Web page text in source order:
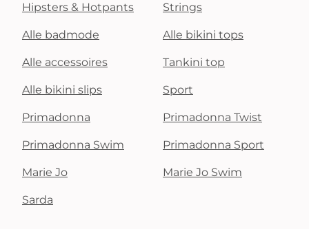
Hipsters & Hotpants Strings
Alle badmode Alle bikini tops
Alle accessoires Tankini top
Alle bikini slips Sport
Primadonna Primadonna Twist
Primadonna Swim Primadonna Sport
Marie Jo Marie Jo Swim
Sarda